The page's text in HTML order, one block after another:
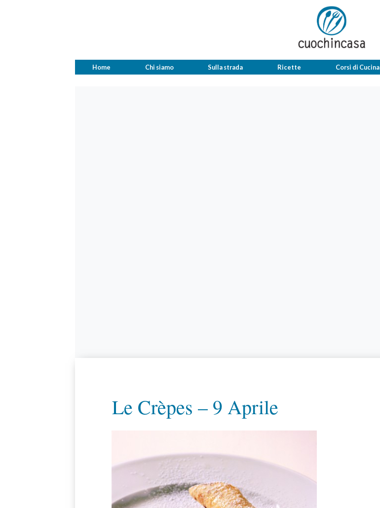
Home Chi siamo Sulla strada Ricette Corsi di Cucina
Le Crèpes – 9 Aprile